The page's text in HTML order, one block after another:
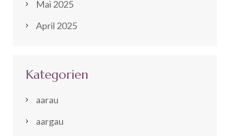
Mai 2025
April 2025
Kategorien
aarau
aargau